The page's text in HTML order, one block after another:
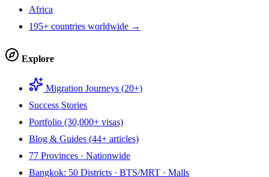
Africa
195+ countries worldwide →
Explore
Migration Journeys (20+)
Success Stories
Portfolio (30,000+ visas)
Blog & Guides (44+ articles)
77 Provinces · Nationwide
Bangkok: 50 Districts · BTS/MRT · Malls